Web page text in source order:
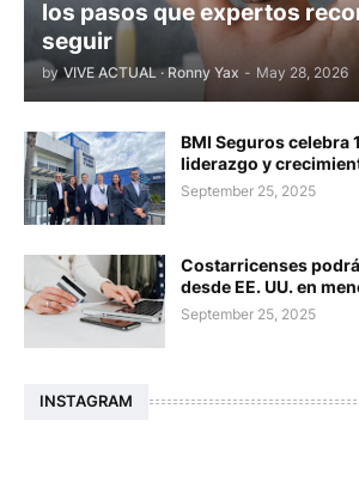
los pasos que expertos
seguir
by VIVE ACTUAL · Ronny Yax - May 28, 2026
BMI Seguros celebra
liderazgo y
September 25, 2025
Costarricenses
desde EE. UU. en
September 25, 2025
INSTAGRAM